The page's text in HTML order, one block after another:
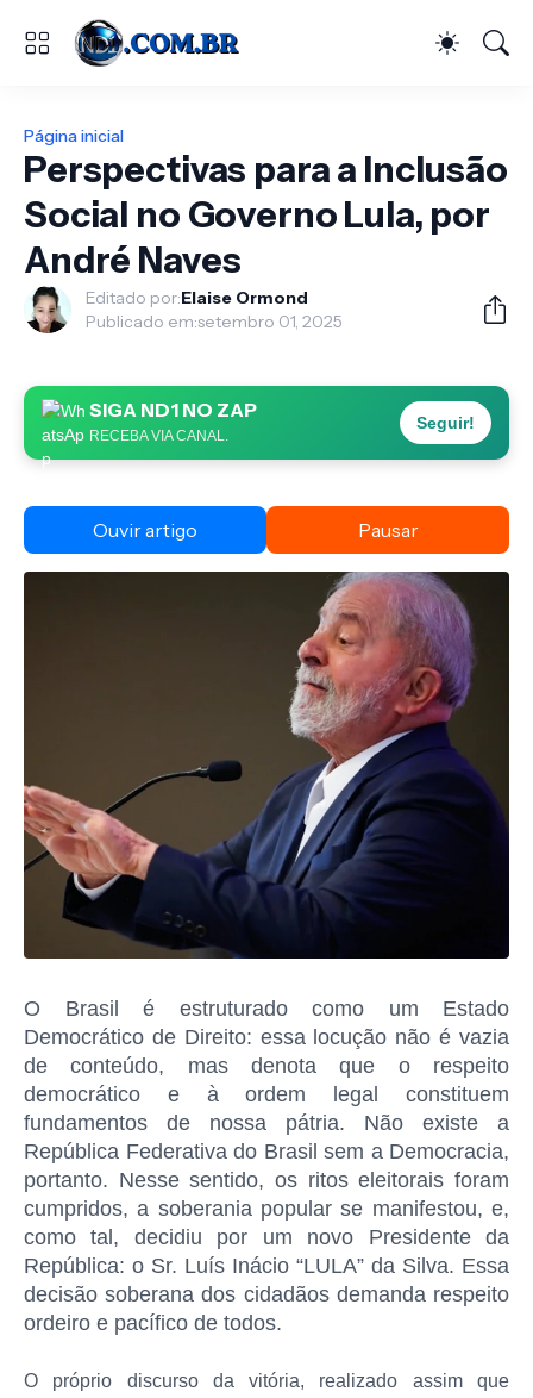
Página inicial
Perspectivas para a Inclusão
Social no Governo Lula, por
André Naves
Editado por:Elaise Ormond
Publicado em:setembro 01, 2025
SIGA ND1 NO ZAP
RECEBA VIA CANAL.
Seguir!
Ouvir artigo Pausar
O Brasil é estruturado como um Estado
Democrático de Direito: essa locução não é vazia
de conteúdo, mas denota que o respeito
democrático e à ordem legal constituem
fundamentos de nossa pátria. Não existe a
República Federativa do Brasil sem a Democracia,
portanto. Nesse sentido, os ritos eleitorais foram
cumpridos, a soberania popular se manifestou, e,
como tal, decidiu por um novo Presidente da
República: o Sr. Luís Inácio “LULA” da Silva. Essa
decisão soberana dos cidadãos demanda respeito
ordeiro e pacífico de todos.
O próprio discurso da vitória, realizado assim que